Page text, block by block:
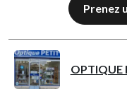
Prenez
OPTIQUE